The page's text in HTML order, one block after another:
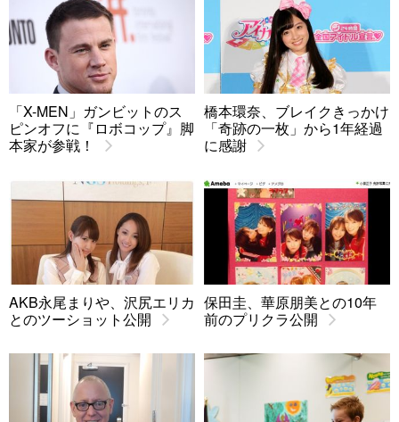
「X-MEN」ガンビットのス
ピンオフに『ロボコップ』脚
本家が参戦！
橋本環奈、ブレイクきっかけ
「奇跡の一枚」から1年経過
に感謝
AKB永尾まりや、沢尻エリカ
とのツーショット公開
保田圭、華原朋美との10年
前のプリクラ公開